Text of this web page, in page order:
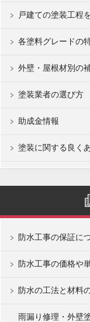
戸建ての塗装工程
各塗料グレードの
外壁・屋根材別の
塗装業者の選び方
助成金情報
塗装に関する良く
防水工事の保証に
防水工事の価格や
防水の工法と材料
雨漏り修理・外壁